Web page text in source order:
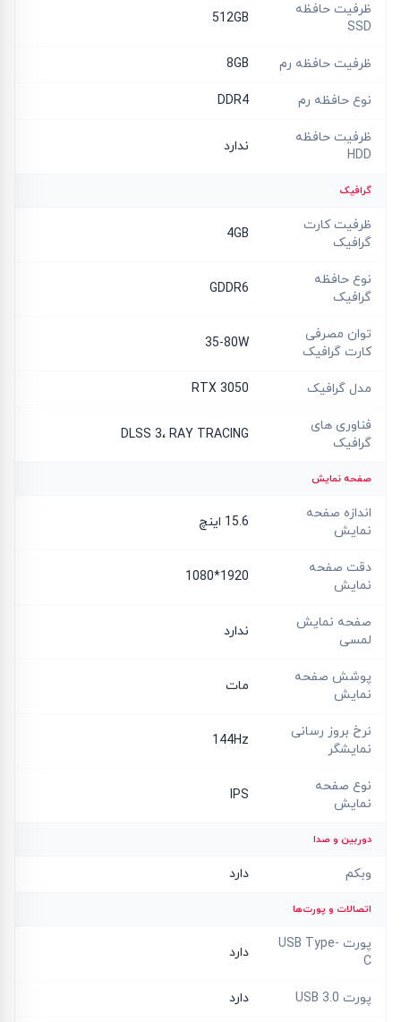
ظرفیت حافظه
SSD
512GB
ظرفیت حافظه رم 8GB
نوع حافظه رم DDR4
ظرفیت حافظه
HDD
ندارد
گرافیک
ظرفیت کارت
گرافیک
4GB
نوع حافظه
گرافیک
GDDR6
توان مصرفی
کارت گرافیک
35-80W
مدل گرافیک RTX 3050
فناوری های
گرافیک
DLSS 3، RAY TRACING
صفحه نمایش
اندازه صفحه
نمایش
15.6 اینچ
دقت صفحه
نمایش
1920*1080
صفحه نمایش
لمسی
ندارد
پوشش صفحه
نمایش
مات
نرخ بروز رسانی
نمایشگر
144Hz
نوع صفحه
نمایش
IPS
دوربین و صدا
وبکم دارد
اتصالات و پورت‌ها
پورت USB Type-
C
دارد
پورت USB 3.0 دارد